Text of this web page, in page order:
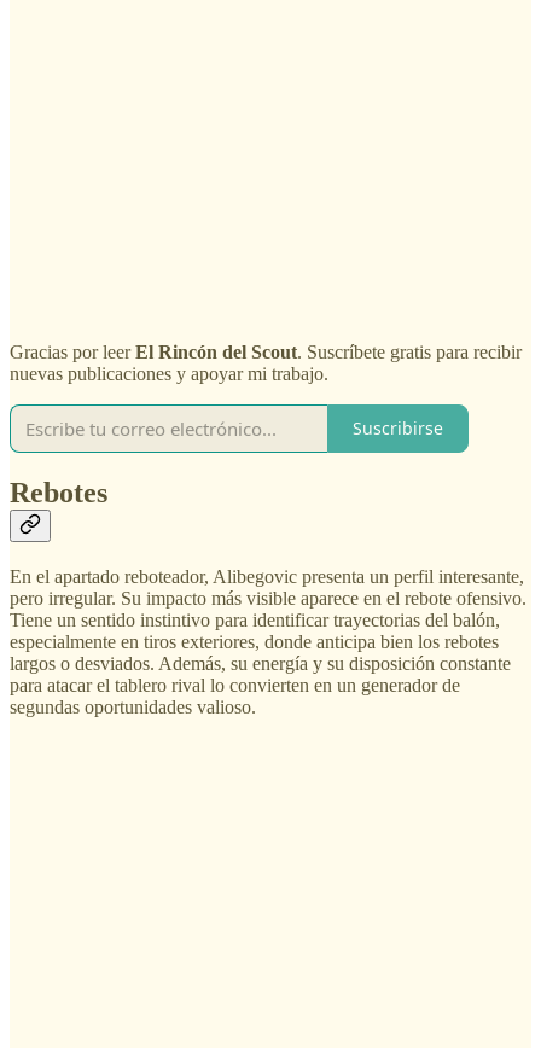
Gracias por leerEl Rincón del Scout. Suscríbete gratis para recibir
nuevas publicaciones y apoyar mi trabajo.
Suscribirse
Rebotes
En el apartado reboteador, Alibegovic presenta un perfil interesante,
pero irregular. Su impacto más visible aparece en el rebote ofensivo.
Tiene un sentido instintivo para identificar trayectorias del balón,
especialmente en tiros exteriores, donde anticipa bien los rebotes
largos o desviados. Además, su energía y su disposición constante
para atacar el tablero rival lo convierten en un generador de
segundas oportunidades valioso.